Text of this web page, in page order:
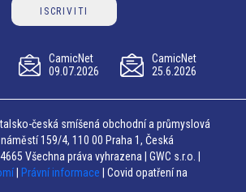
ISCRIVITI
CamicNet
09.07.2026
CamicNet
25.6.2026
česká smíšená obchodní a průmyslová
159/4, 110 00 Praha 1, Česká
Všechna práva vyhrazena | GWC s.r.o. |
Právní informace | Covid opatření na